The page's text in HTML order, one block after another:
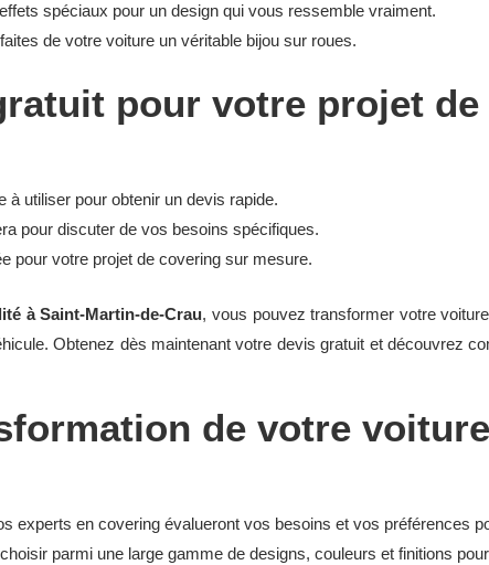
spéciaux pour un design qui vous ressemble vraiment.
de votre voiture un véritable bijou sur roues.
pour votre projet
à utiliser pour obtenir un devis rapide.
pour discuter de vos besoins spécifiques.
pour votre projet de covering sur mesure.
à Saint-Martin-de-Crau, vous pouvez transformer votre
Obtenez dès maintenant votre devis gratuit et découvrez
de votre
experts en covering évalueront vos besoins et vos préférences
parmi une large gamme de designs, couleurs et finitions